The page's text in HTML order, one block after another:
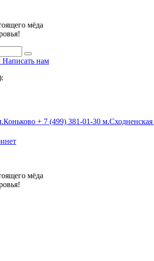
мёда
Написать нам
+ 7 (499) 381-01-30 м.Сходненская
мёда